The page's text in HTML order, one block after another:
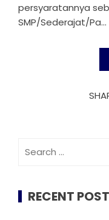
persyaratannya
SMP/Sederajat/Pa...
for:
RECENT